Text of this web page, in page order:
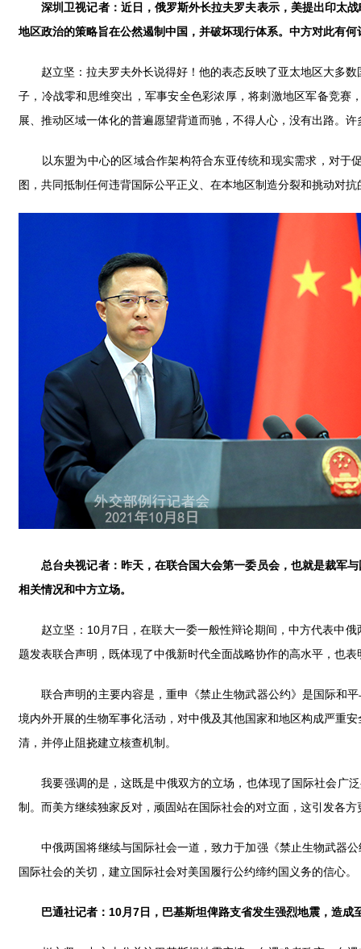
深圳卫视记者：近日，俄罗斯外长拉夫罗夫表示，美提出印太
地区政治的策略旨在公然遏制中国，并破坏现行体系。中方对此有何
赵立坚：拉夫罗夫外长说得好！他的表态反映了亚太地区大多数
子，冷战零和思维突出，军事安全色彩浓厚，将刺激地区军备竞
展、推动区域一体化的普遍愿望背道而驰，不得人心，没有出路。
以东盟为中心的区域合作架构符合东亚传统和现实需求，对于
图，共同抵制任何违背国际公平正义、在本地区制造分裂和挑动对抗
总台央视记者：昨天，在联合国大会第一委员会，也就是裁军
相关情况和中方立场。
赵立坚：10月7日，在联大一委一般性辩论期间，中方代表中俄
题发表联合声明，既体现了中俄新时代全面战略协作的高水平，也
联合声明的主要内容是，重申《禁止生物武器公约》是国际和平
境内外开展的生物军事化活动，对中俄及其他国家和地区构成严重
清，并停止阻挠建立核查机制。
我要强调的是，这既是中俄双方的立场，也体现了国际社会广泛
制。而美方继续独家反对，顽固站在国际社会的对立面，这引发各
中俄两国将继续与国际社会一道，致力于加强《禁止生物武器公
国际社会的关切，建立国际社会对美国履行公约缔约国义务的信心。
巴通社记者： 10月7日，巴基斯坦俾路支省发生强烈地震，造